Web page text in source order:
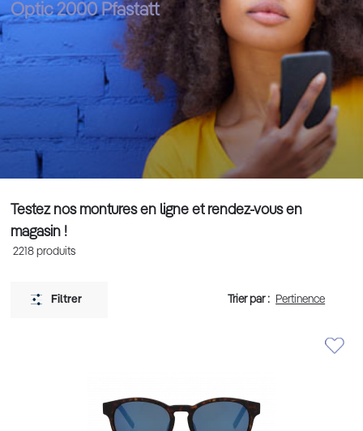
Optic 2000 Pfastatt
Testez nos montures en ligne et rendez-vous en
magasin !
2218 produits
Filtrer Trier par :